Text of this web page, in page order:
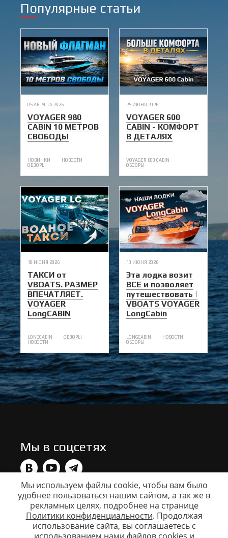
Популярные статьи
05 АВГУСТА 2026
VOYAGER 980
CABIN 10 МЕТРОВ
СВОБОДЫ
НОВИНКИ
НОВОСТИ
ОБЗОРЫ
25 ИЮНЯ 2026
VOYAGER 600
CABIN - КОМФОРТ
В ДЕТАЛЯХ
VOYAGER 600 CABIN
ОБЗОРЫ
10 ИЮНЯ 2026
ТАКСИ от
VBOATS. РАЗМЕР
ВПЕЧАТЛЯЕТ.
VOYAGER
LongCABIN
LONGCABIN
ОБЗОРЫ
НОВОСТИ
10 ИЮНЯ 2026
Эта лодка возит
ВСЕ и позволяет
путешествовать |
VBOATS VOYAGER
LongCabin
LONGCABIN
НОВОСТИ
ОБЗОРЫ
Мы в соцсетях
Данный сайт носит исключительно информационный
характер. Все представленные предложения не
являются офертой, определяемой статьей 437 ГК РФ.
Для получения подробной информации свяжитесь с
вашим дилером. Copyright © ООО Катер, info@vboats.ru
Мы используем файлы cookie, чтобы вам было
удобнее пользоваться нашим сайтом, а так же в
рекламных целях, подробнее на странице
Политики конфиденциальности. Продолжая
использование сайта, вы соглашаетесь c